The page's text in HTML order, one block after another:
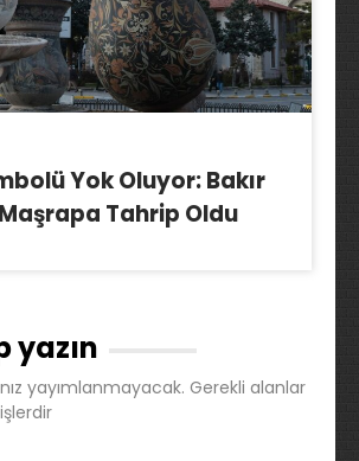
Yok Oluyor: Bakır
Tahrip Oldu
yazın
yayımlanmayacak. Gerekli alanlar